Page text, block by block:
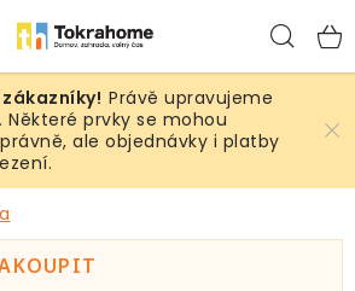
Právě upravujeme
Některé prvky se mohou
ale objednávky i platby